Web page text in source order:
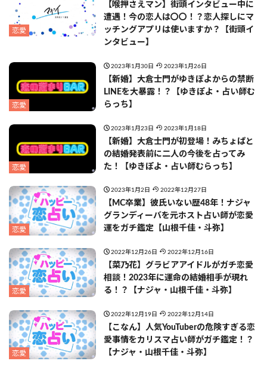
恋愛
【喉押さえマン】街頭インタビュー中に
遭遇！今の恋人は〇〇！？恋人探しにマ
ッチングアプリは使いますか？【街頭イ
ンタビュー】
恋愛
2023年1月30日 2023年1月26日
【新婚】大倉士門がゆきぽよからの禁断
LINEを大暴露！？【ゆきぽよ・占い師む
らっち】
恋愛
2023年1月23日 2023年1月18日
【新婚】大倉士門が初登場！みちょぱと
の結婚発表前に二人の今後を占ってみ
た！【ゆきぽよ・占い師むらっち】
恋愛
2023年1月2日 2022年12月27日
【MC卒業】彼氏いない歴48年！ナジャ
グランディーバを元ホスト占い師が恋愛
運をガチ鑑定【山根千佳・斗弥】
恋愛
2022年12月26日 2022年12月16日
【菜乃花】グラビアアイドルがガチ恋愛
相談！2023年に運命の結婚相手が現れ
る！？【ナジャ・山根千佳・斗弥】
恋愛
2022年12月19日 2022年12月14日
【こなん】人気YouTuberの危険すぎる恋
愛事情をカリスマ占い師がガチ鑑定！？
【ナジャ・山根千佳・斗弥】